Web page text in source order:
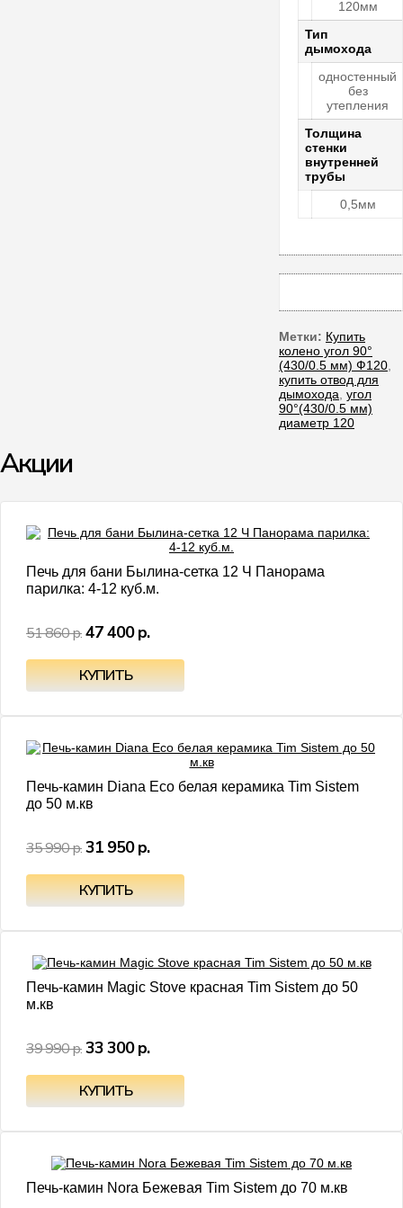
120мм
Тип
дымохода
одностенный
без
утепления
Толщина
стенки
внутренней
трубы
0,5мм
Метки: Купить
колено угол 90°
(430/0.5 мм) Ф120
купить отвод для
дымохода угол
90°(430/0.5 мм)
диаметр 120
Акции
Печь для бани Былина-сетка 12 Ч Панорама
парилка: 4-12 куб.м.
51 860 р.47 400 р.
Печь-камин Diana Eco белая керамика Tim Sistem
до 50 м.кв
35 990 р.31 950 р.
Печь-камин Magic Stove красная Tim Sistem до 50
м.кв
39 990 р.33 300 р.
Печь-камин Nora Бежевая Tim Sistem до 70 м.кв